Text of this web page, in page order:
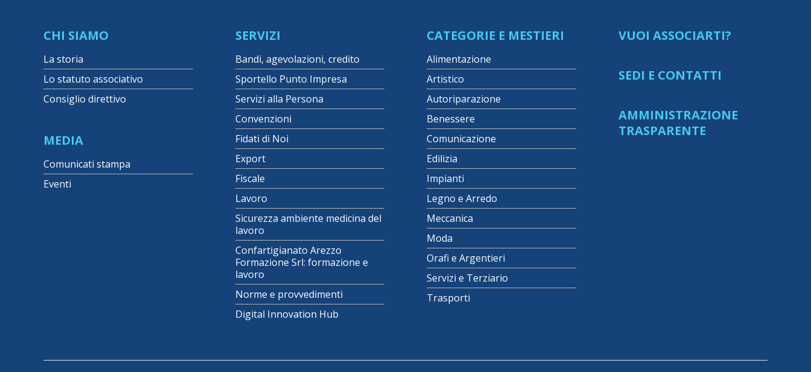
CHI SIAMO
La storia
Lo statuto associativo
Consiglio direttivo
MEDIA
Comunicati stampa
Eventi
SERVIZI
Bandi, agevolazioni, credito
Sportello Punto Impresa
Servizi alla Persona
Convenzioni
Fidati di Noi
Export
Fiscale
Lavoro
Sicurezza ambiente medicina del
lavoro
Confartigianato Arezzo
Formazione Srl: formazione e
lavoro
Norme e provvedimenti
Digital Innovation Hub
CATEGORIE E MESTIERI
Alimentazione
Artistico
Autoriparazione
Benessere
Comunicazione
Edilizia
Impianti
Legno e Arredo
Meccanica
Moda
Orafi e Argentieri
Servizi e Terziario
Trasporti
VUOI ASSOCIARTI?
SEDI E CONTATTI
AMMINISTRAZIONE
TRASPARENTE